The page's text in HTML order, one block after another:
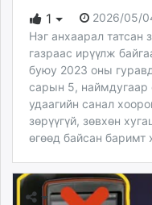
zarig.mn
today.mn
zuv.mn
mminfo.mn
ugluu.mn
urlag.mn
unen.mn
shudarga.mn
shuurhai.mn
1
2026/05/
Нэг анхаарал татсан
газраас ирүүлж
буюу 2023 оны
сарын 5, наймдугаар
удаагийн санал
зөрүүгүй, зөвхөн
өгөөд байсан баримт